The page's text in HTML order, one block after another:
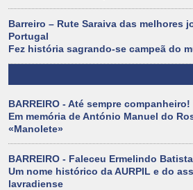
Barreiro – Rute Saraiva das melhores
Portugal
Fez história sagrando-se campeã do
BARREIRO - Até sempre companheiro!
Em memória de António Manuel do
«Manolete»
BARREIRO - Faleceu Ermelindo Batista
Um nome histórico da AURPIL e do
lavradiense